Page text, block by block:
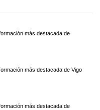
más destacada de
más destacada de Vigo
más destacada de